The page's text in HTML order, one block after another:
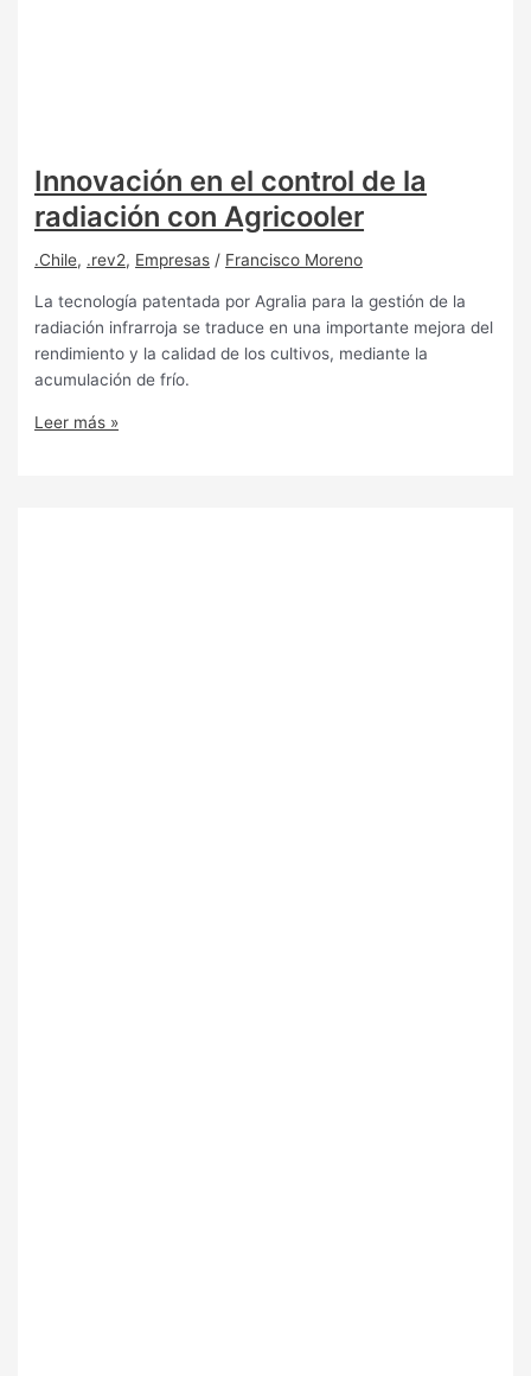
Innovación en el control de la
radiación con Agricooler
.Chile, .rev2, Empresas / Francisco Moreno
La tecnología patentada por Agralia para la gestión de la
radiación infrarroja se traduce en una importante mejora del
rendimiento y la calidad de los cultivos, mediante la
acumulación de frío.
Leer más »